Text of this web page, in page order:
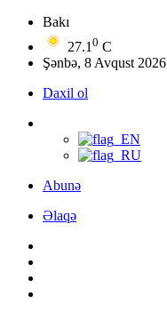
Bakı
27.1 0 C
Şənbə, 8 Avqust 2026
Daxil ol
Abunə
Əlaqə